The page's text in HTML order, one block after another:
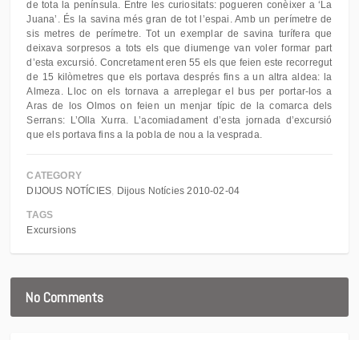
de tota la península. Entre les curiositats: pogueren conèixer a ‘La
Juana’. És la savina més gran de tot l’espai. Amb un perímetre de
sis metres de perímetre. Tot un exemplar de savina turífera que
deixava sorpresos a tots els que diumenge van voler formar part
d’esta excursió. Concretament eren 55 els que feien este recorregut
de 15 kilòmetres que els portava després fins a un altra aldea: la
Almeza. Lloc on els tornava a arreplegar el bus per portar-los a
Aras de los Olmos on feien un menjar típic de la comarca dels
Serrans: L’Olla Xurra. L’acomiadament d’esta jornada d’excursió
que els portava fins a la pobla de nou a la vesprada.
CATEGORY
DIJOUS NOTÍCIES
Dijous Notícies 2010-02-04
TAGS
Excursions
No Comments